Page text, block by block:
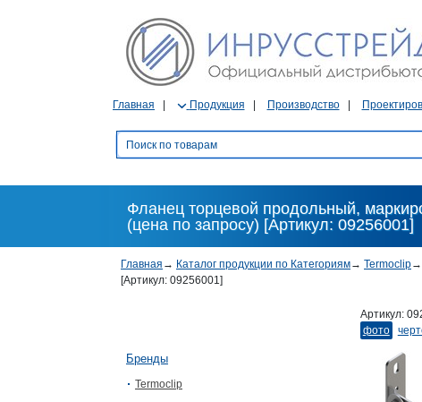
Главная Продукция Производство
Фланец торцевой продольный,
(цена по запросу) [Артикул: 09256001]
Главная → Каталог продукции по Категориям→ Termoclip→
[Артикул: 09256001]
Бренды
Termoclip
Артикул:
фото